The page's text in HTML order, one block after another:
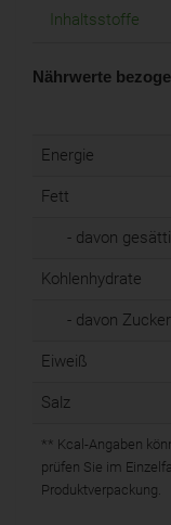
Inhaltsstoffe
Nährwerte
Energie
Fett
- davon
Kohlenhydrate
- davon Zucker
Eiweiß
Salz
** Kcal-Angaben
prüfen Sie im
Produktverpackung.